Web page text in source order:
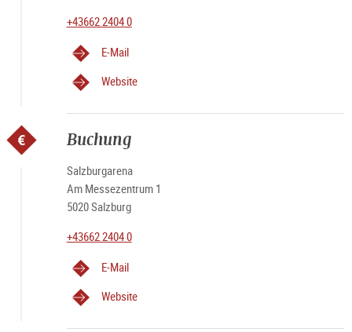
+43662 2404 0
E-Mail
Website
Buchung
Salzburgarena
Am Messezentrum 1
5020 Salzburg
+43662 2404 0
E-Mail
Website